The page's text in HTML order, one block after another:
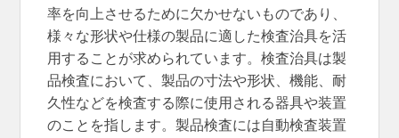
率を向上させるために欠かせないものであり、
様々な形状や仕様の製品に適した検査治具を活
用することが求められています。検査治具は製
品検査において、製品の寸法や形状、機能、耐
久性などを検査する際に使用される器具や装置
のことを指します。製品検査には自動検査装置